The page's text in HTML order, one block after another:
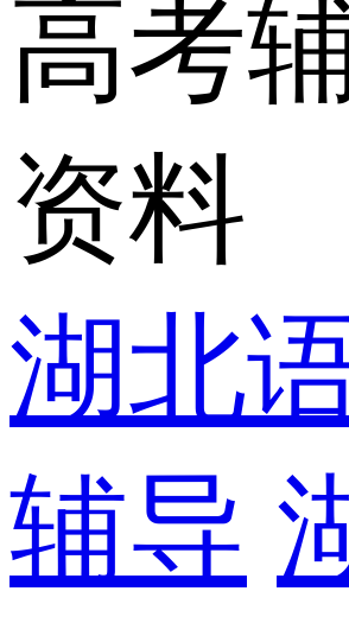
高考
资料
湖北
辅导